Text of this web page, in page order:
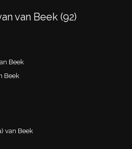
van Beek (92)
Beek
Beek
van Beek